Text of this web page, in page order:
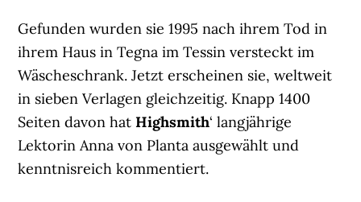
Gefunden wurden sie 1995 nach ihrem Tod in
ihrem Haus in Tegna im Tessin versteckt im
Wäscheschrank. Jetzt erscheinen sie, weltweit
in sieben Verlagen gleichzeitig. Knapp 1400
Seiten davon hatHighsmith‘ langjährige
Lektorin Anna von Planta ausgewählt und
kenntnisreich kommentiert.